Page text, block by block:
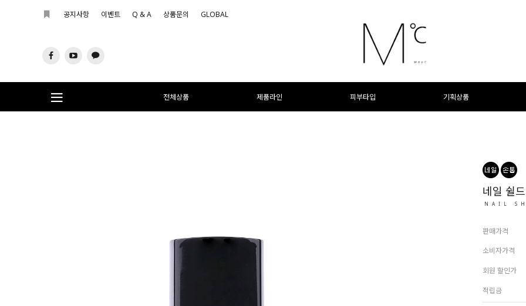
공지사항 이벤트 Q & A 상품문의 GLOBAL
전체상품 제품라인 피부타입 기획상품
네일 쉴드
NAIL
판매가격
소비자가격
회원 할인가
적립금